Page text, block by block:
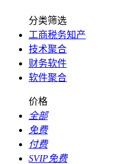
分类筛选
工商税务知产
技术聚合
财务软件
软件聚合
价格
全部
免费
付费
SVIP免费